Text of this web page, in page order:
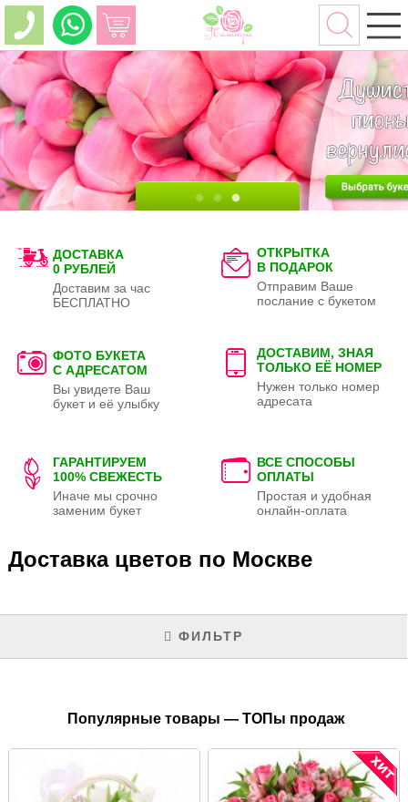
ДОСТАВКА
0 РУБЛЕЙ
Доставим за час
БЕСПЛАТНО
ОТКРЫТКА
В ПОДАРОК
Отправим Ваше
послание с букетом
ФОТО БУКЕТА
С АДРЕСАТОМ
Вы увидете Ваш
букет и её улыбку
ДОСТАВИМ, ЗНАЯ
ТОЛЬКО ЕЁ НОМЕР
Нужен только номер
адресата
ГАРАНТИРУЕМ
100% СВЕЖЕСТЬ
Иначе мы срочно
заменим букет
ВСЕ СПОСОБЫ
ОПЛАТЫ
Простая и удобная
онлайн-оплата
Доставка цветов по Москве
ФИЛЬТР
Популярные товары — ТОПы продаж